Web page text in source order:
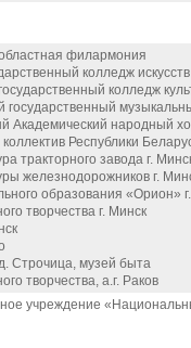
филармония
колледж искусств
колледж
государственный
Академический народный
Республики
тракторного завода г.
железнодорожников г.
образования «Орион»
творчества г. Минск
Строчица, музей быта
творчества, а.г. Раков
учреждение